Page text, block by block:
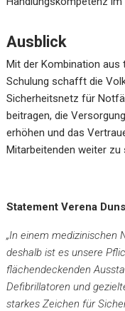
Ausblick
Mit der Kombination
Schulung schafft die
Sicherheitsnetz für
beitragen, die
erhöhen und das
Mitarbeitenden weiter zu
Statement Verena
„In einem medizinischen
deshalb ist es unsere
flächendeckenden
Defibrillatoren und
starkes Zeichen für